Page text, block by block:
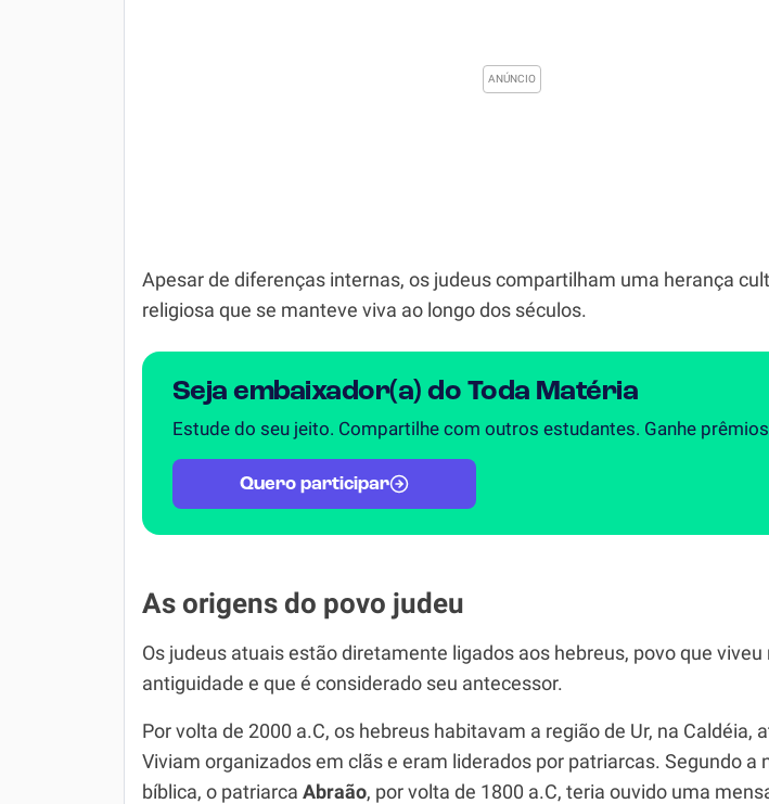
Apesar de diferenças internas, os judeus compartilham uma herança
religiosa que se manteve viva ao longo dos séculos.
Seja embaixador(a) do Toda Matéria
Estude do seu jeito. Compartilhe com outros estudantes. Ganhe
Quero participar
As origens do povo judeu
Os judeus atuais estão diretamente ligados aos hebreus, povo que viveu
antiguidade e que é considerado seu antecessor.
Por volta de 2000 a.C, os hebreus habitavam a região de Ur, na Caldéia,
Viviam organizados em clãs e eram liderados por patriarcas. Segundo a
bíblica, o patriarca Abraão, por volta de 1800 a.C, teria ouvido uma